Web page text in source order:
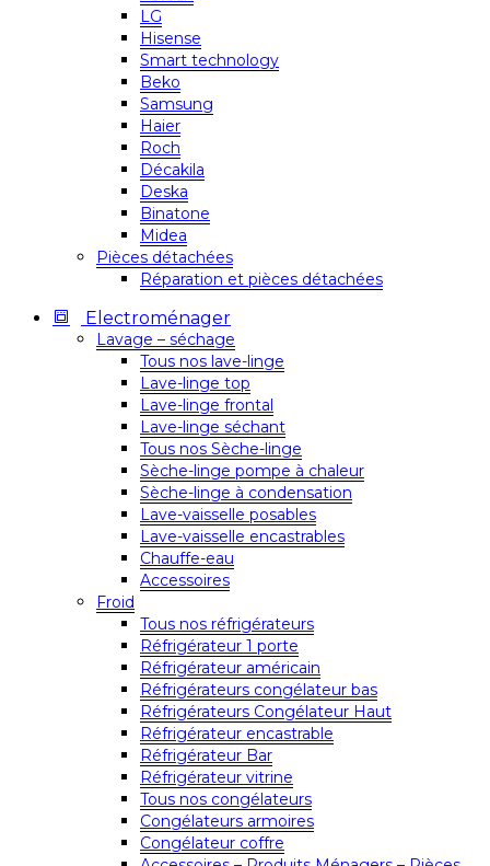
LG
Hisense
Smart technology
Beko
Samsung
Haier
Roch
Décakila
Deska
Binatone
Midea
Pièces détachées
Réparation et pièces détachées
Electroménager
Lavage – séchage
Tous nos lave-linge
Lave-linge top
Lave-linge frontal
Lave-linge séchant
Tous nos Sèche-linge
Sèche-linge pompe à chaleur
Sèche-linge à condensation
Lave-vaisselle posables
Lave-vaisselle encastrables
Chauffe-eau
Accessoires
Froid
Tous nos réfrigérateurs
Réfrigérateur 1 porte
Réfrigérateur américain
Réfrigérateurs congélateur bas
Réfrigérateurs Congélateur Haut
Réfrigérateur encastrable
Réfrigérateur Bar
Réfrigérateur vitrine
Tous nos congélateurs
Congélateurs armoires
Congélateur coffre